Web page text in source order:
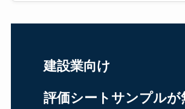
建設業向け
評価シートサンプルが